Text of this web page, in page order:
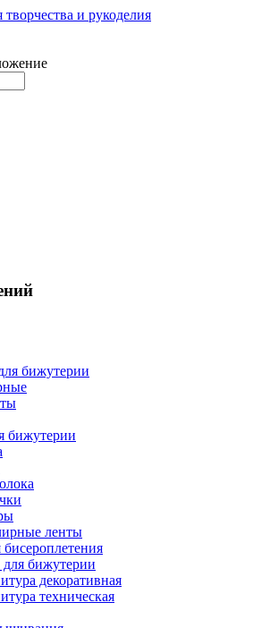
бижутерии
бижутерии
ленты
бижутерии
декоративная
техническая